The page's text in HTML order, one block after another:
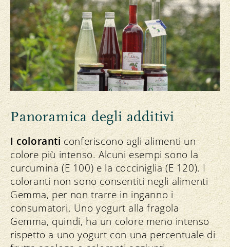
Panoramica degli additivi
I coloranti conferiscono agli alimenti un
colore più intenso. Alcuni esempi sono la
curcumina (E 100) e la cocciniglia (E 120). I
coloranti non sono consentiti negli alimenti
Gemma, per non trarre in inganno i
consumatori. Uno yogurt alla fragola
Gemma, quindi, ha un colore meno intenso
rispetto a uno yogurt con una percentuale di